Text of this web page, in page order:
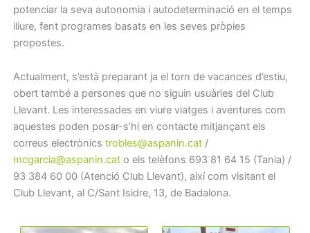
potenciar la seva autonomia i autodeterminació en el temps
lliure, fent programes basats en les seves pròpies
propostes.
Actualment, s’està preparant ja el torn de vacances d’estiu,
obert també a persones que no siguin usuàries del Club
Llevant. Les interessades en viure viatges i aventures com
aquestes poden posar-s’hi en contacte mitjançant els
correus electrònics trobles@aspanin.cat/
mcgarcia@aspanin.cato els telèfons 693 81 64 15 (Tania) /
93 384 60 00 (Atenció Club Llevant), així com visitant el
Club Llevant, al C/Sant Isidre, 13, de Badalona.